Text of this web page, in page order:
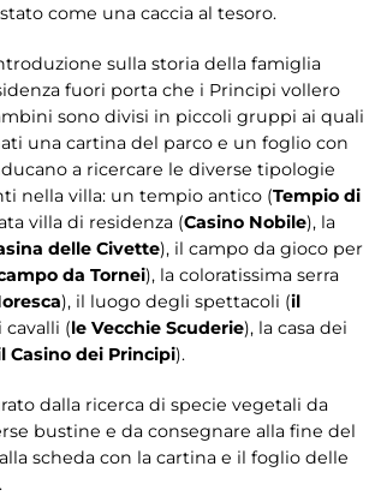
come una caccia al tesoro.
sulla storia della famiglia
fuori porta che i Principi vollero
sono divisi in piccoli gruppi ai quali
una cartina del parco e un foglio con
a ricercare le diverse tipologie
nella villa: un tempio antico (Tempio di
villa di residenza (Casino Nobile), la
delle Civette), il campo da gioco per
da Tornei), la coloratissima serra
), il luogo degli spettacoli (il
cavalli (le Vecchie Scuderie), la casa dei
Casino dei Principi).
dalla ricerca di specie vegetali da
bustine e da consegnare alla fine del
scheda con la cartina e il foglio delle